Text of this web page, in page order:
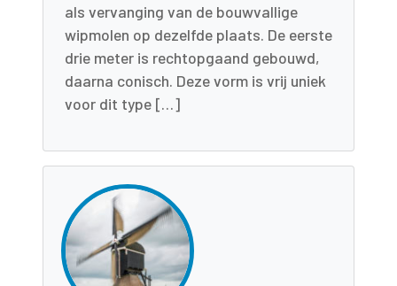
als vervanging van de bouwvallige
wipmolen op dezelfde plaats. De eerste
drie meter is rechtopgaand gebouwd,
daarna conisch. Deze vorm is vrij uniek
voor dit type […]